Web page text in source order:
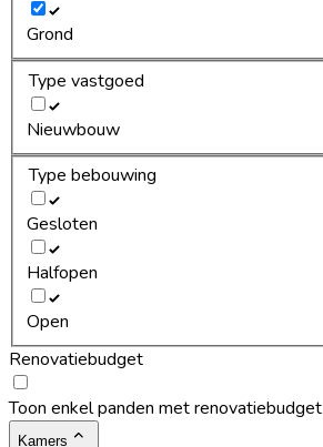
Grond
Type vastgoed
Nieuwbouw
Type bebouwing
Gesloten
Halfopen
Open
Renovatiebudget
Toon enkel panden met renovatiebudget
Kamers